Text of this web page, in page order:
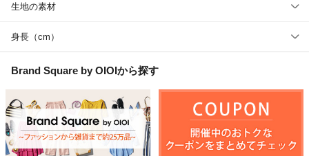
生地の素材
身長（cm）
Brand Square by OIOIから探す